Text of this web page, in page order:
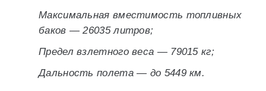
Максимальная вместимость топливных
баков — 26035 литров;
Предел взлетного веса — 79015 кг;
Дальность полета — до 5449 км.